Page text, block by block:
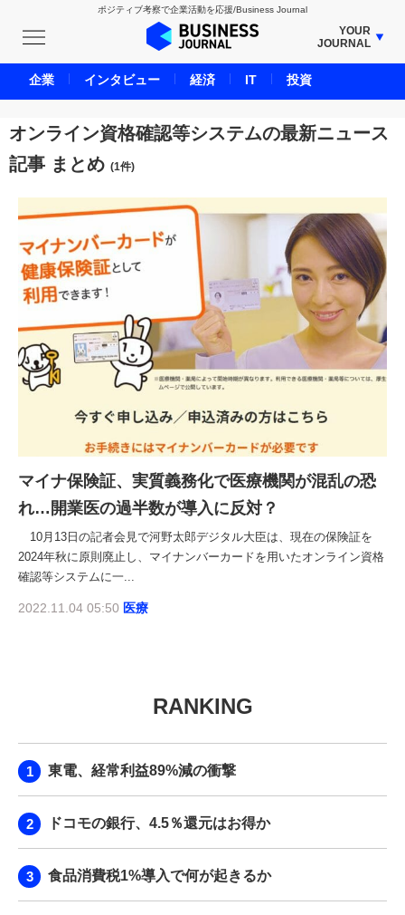
ポジティブ考察で企業活動を応援/Business Journal
YOUR
JOURNAL
BUSINESS JOURNAL
UNICORN JOURNAL
CARBON CREDITS JOURNAL
INBOUND JOURNAL
LIFE ENDING JOURNAL
AI JOURNAL
REAL ESTATE BROKERAGE JOURNAL
SMART MARKETING JOURNAL
BPaaS JOURNAL
ADOPTABLE DOG JOURNAL
オンライン資格確認等システムの最新ニュース
記事 まとめ (1件)
マイナ保険証、実質義務化で医療機関が混乱の恐
れ…開業医の過半数が導入に反対？
10月13日の記者会見で河野太郎デジタル大臣は、現在の保険証を
2024年秋に原則廃止し、マイナンバーカードを用いたオンライン資格
確認等システムに一...
2022.11.04 05:50 医療
RANKING
東電、経常利益89%減の衝撃
ドコモの銀行、4.5％還元はお得か
食品消費税1%導入で何が起きるか
企業 インタビュー 経済 IT 投資